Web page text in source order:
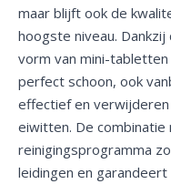
maar blijft ook de
hoogste niveau.
vorm van mini-
perfect schoon, ook
effectief en
eiwitten. De
reinigingsprogramma
leidingen en